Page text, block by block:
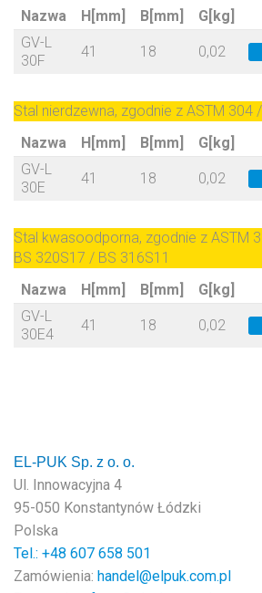
Nazwa
H[mm] B[mm]
G[kg]
GV-L
30F
41 18 0,02
Stal nierdzewna, zgodnie z ASTM 304
Nazwa
H[mm] B[mm]
G[kg]
GV-L
30E
41 18 0,02
Stal kwasoodporna, zgodnie z ASTM
BS 320S17 / BS 316S11
Nazwa
H[mm] B[mm]
G[kg]
GV-L
30E4
41 18 0,02
EL-PUK Sp. z o. o.
Ul. Innowacyjna 4
95-050 Konstantynów Łódzki
Polska
Tel.: +48 607 658 501
Zamówienia: handel@elpuk.com.pl